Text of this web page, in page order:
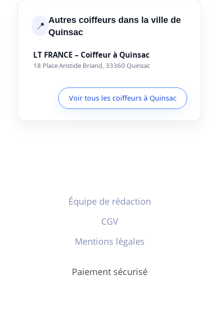
📍 Autres coiffeurs dans la ville de
Quinsac
LT FRANCE – Coiffeur à Quinsac
18 Place Aristide Briand, 33360 Quinsac
Voir tous les coiffeurs à Quinsac
Équipe de rédaction
CGV
Mentions légales
Paiement sécurisé